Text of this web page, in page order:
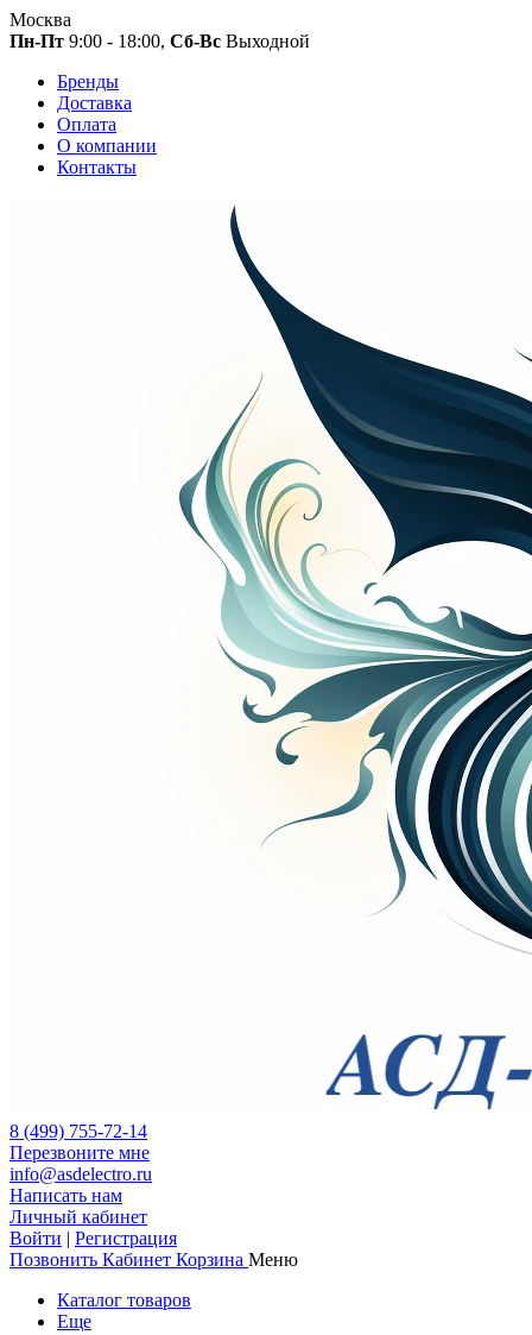
Москва
Пн-Пт 9:00 - 18:00, Сб-Вс Выходной
Бренды
Доставка
Оплата
О компании
Контакты
8 (499) 755-72-14
Перезвоните мне
info@asdelectro.ru
Написать нам
Личный кабинет
Войти | Регистрация
Позвонить Кабинет Корзина Меню
Каталог товаров
Еще